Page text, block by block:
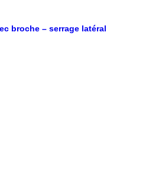
broche – serrage latéral